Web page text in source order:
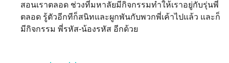
สอนเราตลอด ช่วงที่มหาลัยมีกิจกรรมทำให้เราอยู่กับรุ่นพี่
ตลอด รู้ตัวอีกทีก็สนิทและผูกพันกับพวกพี่เค้าไปแล้ว และก็
มีกิจกรรม พี่รหัส-น้องรหัส อีกด้วย